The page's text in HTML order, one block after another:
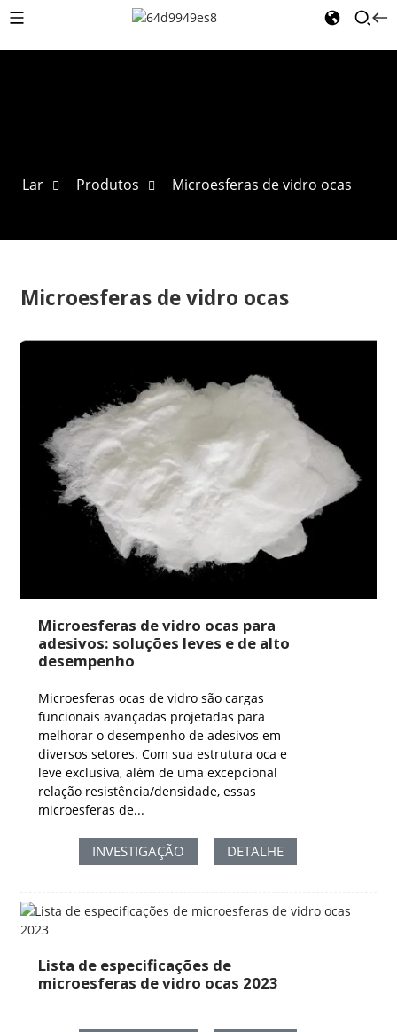
Lar Produtos Microesferas de vidro ocas
Microesferas de vidro ocas
Microesferas de vidro ocas para
adesivos: soluções leves e de alto
desempenho
Microesferas ocas de vidro são cargas
funcionais avançadas projetadas para
melhorar o desempenho de adesivos em
diversos setores. Com sua estrutura oca e
leve exclusiva, além de uma excepcional
relação resistência/densidade, essas
microesferas de...
INVESTIGAÇÃO DETALHE
Lista de especificações de
microesferas de vidro ocas 2023